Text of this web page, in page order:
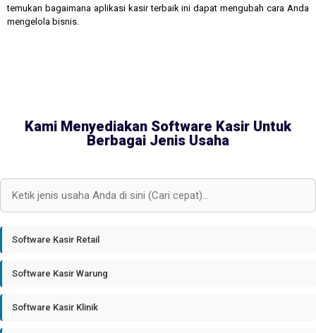
temukan bagaimana aplikasi kasir terbaik ini dapat mengubah cara Anda
mengelola bisnis.
Kami Menyediakan Software Kasir Untuk
Berbagai Jenis Usaha
Software Kasir Retail
Software Kasir Warung
Software Kasir Klinik